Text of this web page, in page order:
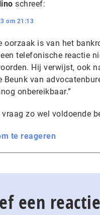
schreef:
om 21:13
oorzaak is van het
telefonische reactie
Hij verwijst, ook
Beunk van
onbereikbaar.”
vraag zo wel voldoende
te reageren
een reactie